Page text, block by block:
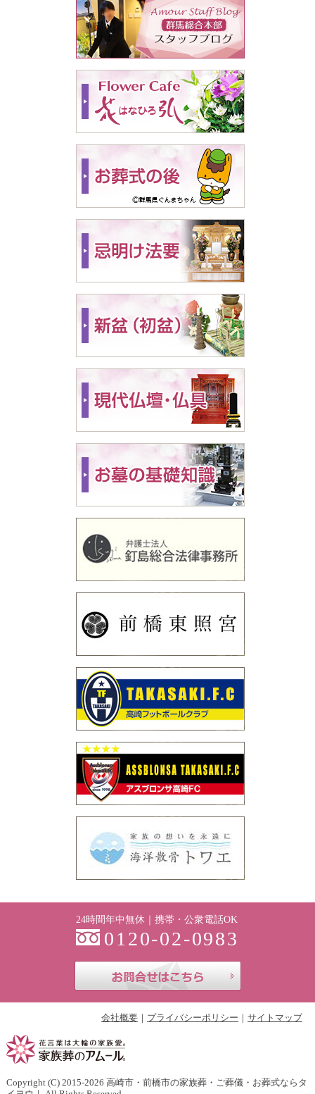
24時間年中無休｜携帯・公衆電話OK
0120-02-0983
会社概要 プライバシーポリシー サイトマップ
Copyright (C) 2015-2026 高崎市・前橋市の家族葬・ご葬儀・お葬式ならタ